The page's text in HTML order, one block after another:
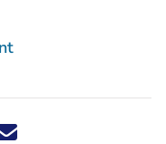
nieuwsbericht via X -
dit nieuwsbericht via
dit nieuwsbericht
Deel dit